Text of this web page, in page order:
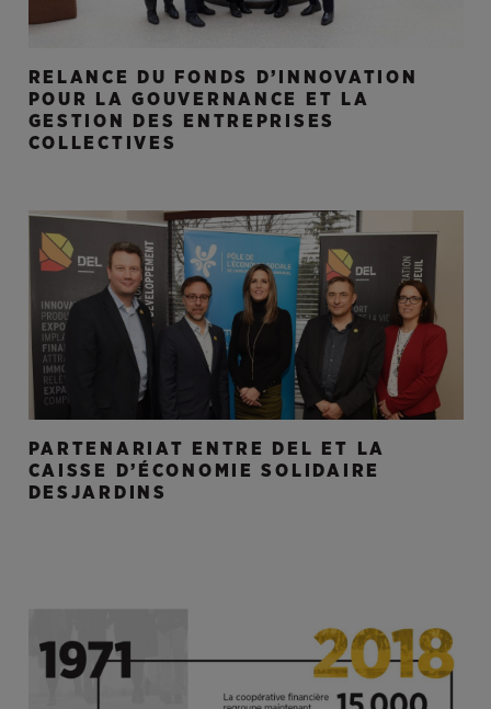
RELANCE DU FONDS D’INNOVATION
POUR LA GOUVERNANCE ET LA
GESTION DES ENTREPRISES
COLLECTIVES
PARTENARIAT ENTRE DEL ET LA
CAISSE D’ÉCONOMIE SOLIDAIRE
DESJARDINS